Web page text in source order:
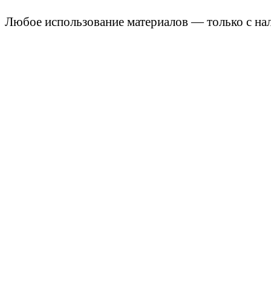
Любое использование материалов — только с